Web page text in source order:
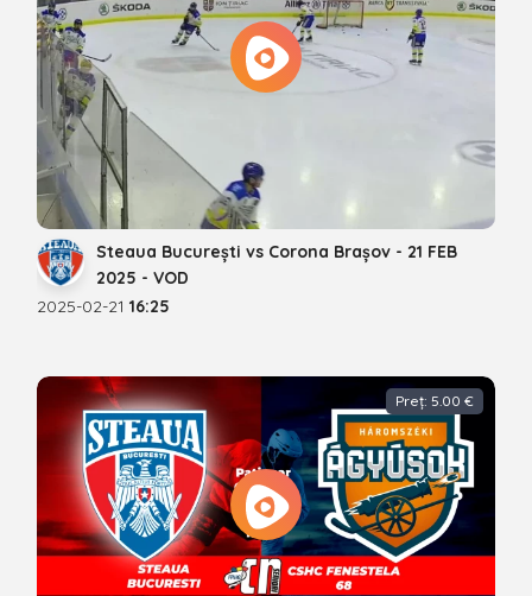
Steaua București vs Corona Brașov - 21 FEB
2025 - VOD
2025-02-21 16:25
Preț: 5.00 €